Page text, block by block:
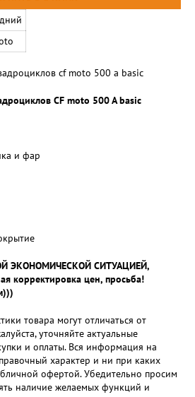
сf moto 500 a basic
СF moto 500 A basic
и фар
ЭКОНОМИЧЕСКОЙ СИТУАЦИЕЙ,
корректировка цен, просьба!
товара могут отличаться от
уточняйте актуальные
и оплаты. Вся информация на
характер и ни при каких
офертой. Убедительно просим
наличие желаемых функций и